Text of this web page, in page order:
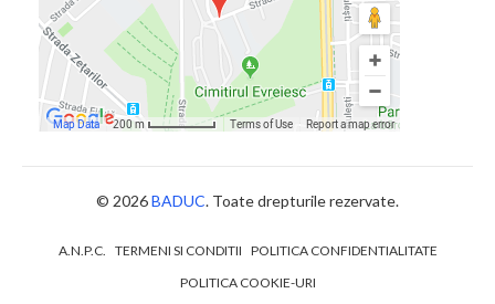
© 2026BADUC. Toate drepturile rezervate.
A.N.P.C. TERMENI SI CONDITII POLITICA CONFIDENTIALITATE
POLITICA COOKIE-URI